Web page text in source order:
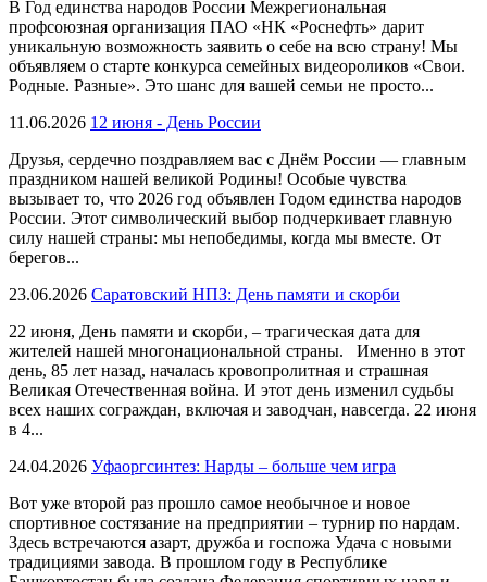
В Год единства народов России Межрегиональная
профсоюзная организация ПАО «НК «Роснефть» дарит
уникальную возможность заявить о себе на всю страну! Мы
объявляем о старте конкурса семейных видеороликов «Свои.
Родные. Разные». Это шанс для вашей семьи не просто...
11.06.2026 12 июня - День России
Друзья, сердечно поздравляем вас с Днём России — главным
праздником нашей великой Родины! Особые чувства
вызывает то, что 2026 год объявлен Годом единства народов
России. Этот символический выбор подчеркивает главную
силу нашей страны: мы непобедимы, когда мы вместе. От
берегов...
23.06.2026 Саратовский НПЗ: День памяти и скорби
22 июня, День памяти и скорби, – трагическая дата для
жителей нашей многонациональной страны. Именно в этот
день, 85 лет назад, началась кровопролитная и страшная
Великая Отечественная война. И этот день изменил судьбы
всех наших сограждан, включая и заводчан, навсегда. 22 июня
в 4...
24.04.2026 Уфаоргсинтез: Нарды – больше чем игра
Вот уже второй раз прошло самое необычное и новое
спортивное состязание на предприятии – турнир по нардам.
Здесь встречаются азарт, дружба и госпожа Удача с новыми
традициями завода. В прошлом году в Республике